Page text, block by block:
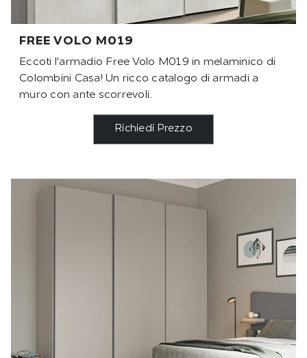
FREE VOLO M019
Eccoti l'armadio Free Volo M019 in melaminico di
Colombini Casa! Un ricco catalogo di armadi a
muro con ante scorrevoli.
Richiedi Prezzo